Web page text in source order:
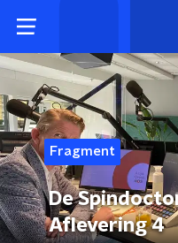
Fragment
De
Aflevering 4